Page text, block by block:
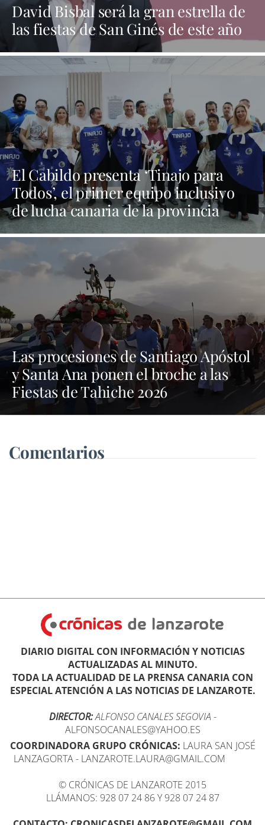
David Bisbal será la gran estrella de
las fiestas de San Ginés de este año
El Cabildo presenta ‘Tinajo para
Todos’, el primer equipo inclusivo
de lucha canaria de la provincia
Las procesiones de Santiago Apóstol
y Santa Ana ponen el broche a las
Fiestas de Tahiche 2026
Comentarios
DIARIO DIGITAL CON INFORMACIÓN Y NOTICIAS
ACTUALIZADAS AL MINUTO.
TODA LA ACTUALIDAD DE LA PRENSA CANARIA CON
ESPECIAL ATENCIÓN A LAS NOTICIAS DE LANZAROTE.
DIRECTOR:ALFONSO CANALES SEGOVIA -
ALFONSOCANALES@YAHOO.ES
COORDINADORA GRUPO CRÓNICAS: LAURA SAN JOSÉ
LANZAGORTA - LANZAROTE.LAURA@GMAIL.COM
© CRÓNICAS DE LANZAROTE 2015
LLÁMANOS: 928 07 24 86 Y 928 07 24 87